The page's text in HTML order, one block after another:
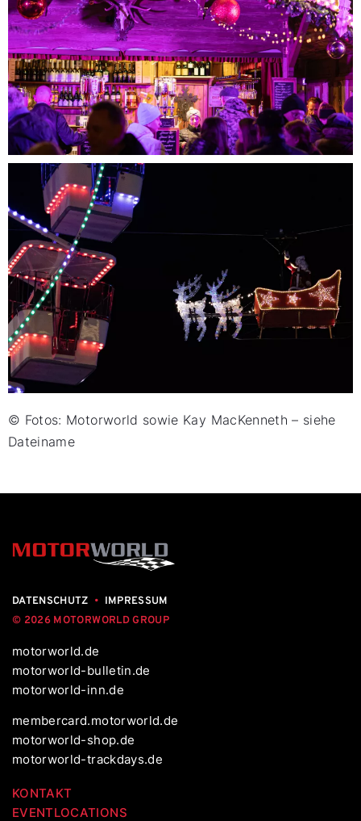
© Fotos: Motorworld sowie Kay MacKenneth – siehe
Dateiname
DATENSCHUTZ • IMPRESSUM
© 2026 MOTORWORLD GROUP
motorworld.de
motorworld-bulletin.de
motorworld-inn.de
membercard.motorworld.de
motorworld-shop.de
motorworld-trackdays.de
KONTAKT
EVENTLOCATIONS